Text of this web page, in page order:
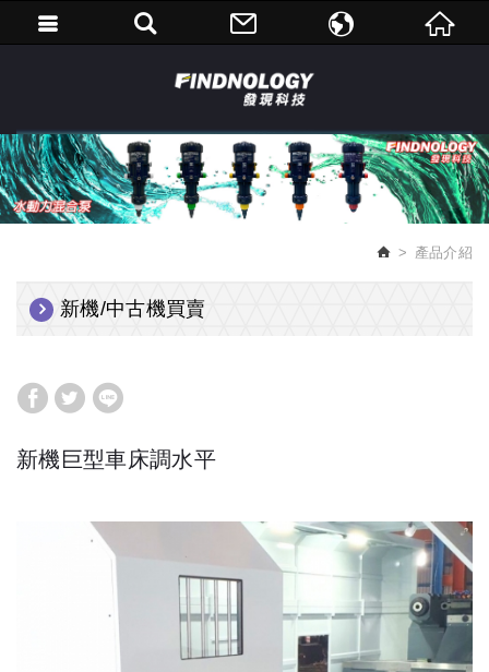
產品介紹
新機/中古機買賣
新機巨型車床調水平
English